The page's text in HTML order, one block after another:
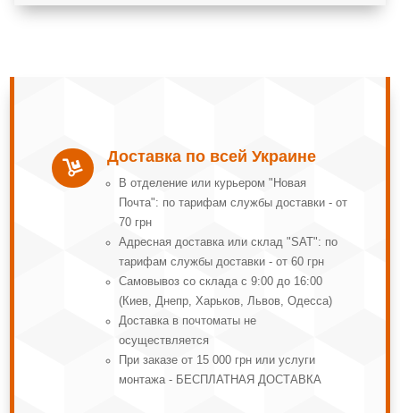

Доставка по всей Украине
В отделение или курьером "Новая
Почта": по тарифам службы доставки - от
70 грн
Адресная доставка или склад "SAT": по
тарифам службы доставки - от 60 грн
Самовывоз со склада с 9:00 до 16:00
(Киев, Днепр, Харьков, Львов, Одесса)
Доставка в почтоматы не
осуществляется
При заказе от 15 000 грн или услуги
монтажа - БЕСПЛАТНАЯ ДОСТАВКА